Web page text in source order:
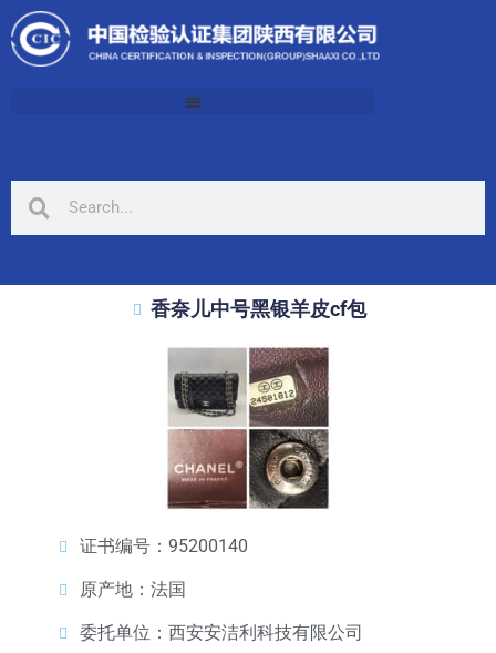
香奈儿中号黑银羊皮cf包
证书编号：95200140
原产地：法国
委托单位：西安安洁利科技有限公司